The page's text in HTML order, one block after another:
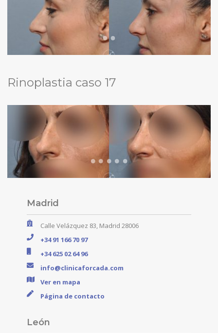
Rinoplastia caso 17
Madrid
Calle Velázquez 83, Madrid 28006
+34 91 166 70 97
+34 625 02 64 96
info@clinicaforcada.com
Ver en mapa
Página de contacto
León